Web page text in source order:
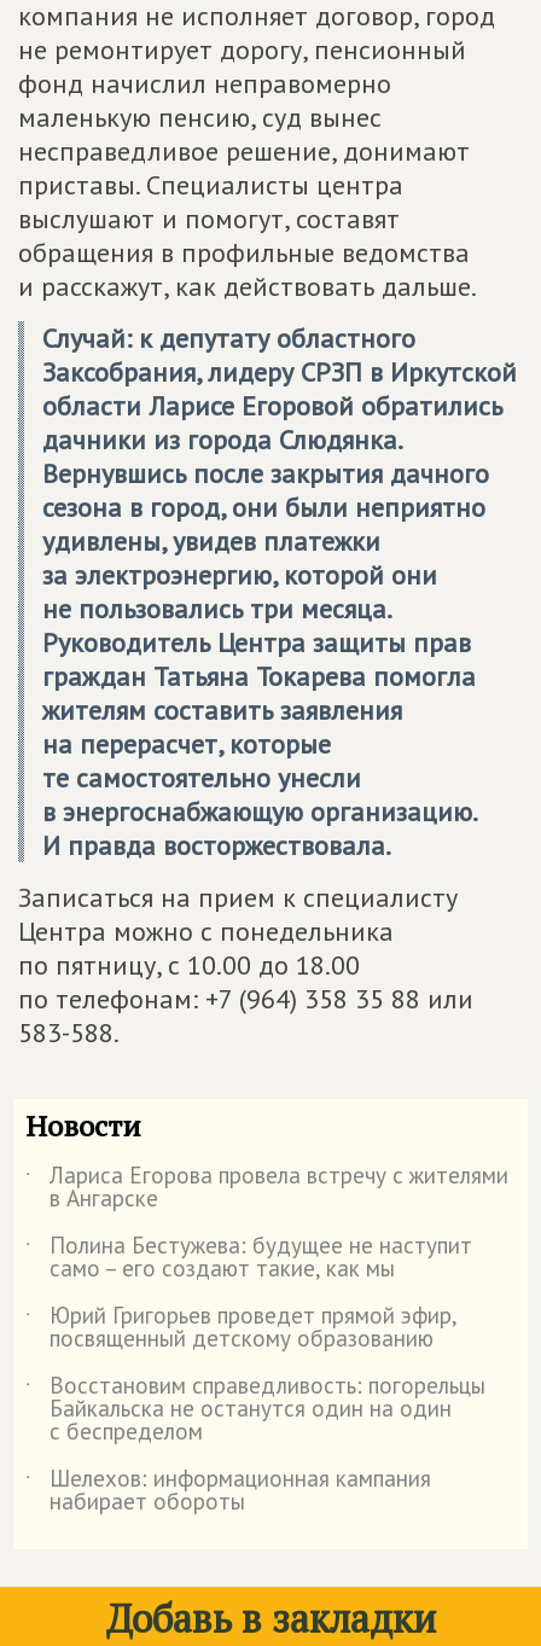
компания не исполняет договор, город
не ремонтирует дорогу, пенсионный
фонд начислил неправомерно
маленькую пенсию, суд вынес
несправедливое решение, донимают
приставы. Специалисты центра
выслушают и помогут, составят
обращения в профильные ведомства
и расскажут, как действовать дальше.
Случай: к депутату областного
Заксобрания, лидеру СРЗП в Иркутской
области Ларисе Егоровой обратились
дачники из города Слюдянка.
Вернувшись после закрытия дачного
сезона в город, они были неприятно
удивлены, увидев платежки
за электроэнергию, которой они
не пользовались три месяца.
Руководитель Центра защиты прав
граждан Татьяна Токарева помогла
жителям составить заявления
на перерасчет, которые
те самостоятельно унесли
в энергоснабжающую организацию.
И правда восторжествовала.
Записаться на прием к специалисту
Центра можно с понедельника
по пятницу, с 10.00 до 18.00
по телефонам: +7 (964) 358 35 88 или
583-588.
Новости
˙ Лариса Егорова провела встречу с жителями
в Ангарске
˙
Полина Бестужева: будущее не наступит
само – его создают такие, как мы
˙
Юрий Григорьев проведет прямой эфир,
посвященный детскому образованию
˙
Восстановим справедливость: погорельцы
Байкальска не останутся один на один
с беспределом
˙
Шелехов: информационная кампания
набирает обороты
Добавь в закладки